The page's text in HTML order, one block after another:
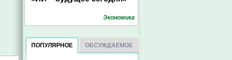
Экономика
ПОПУЛЯРНОЕ ОБСУЖДАЕМОЕ